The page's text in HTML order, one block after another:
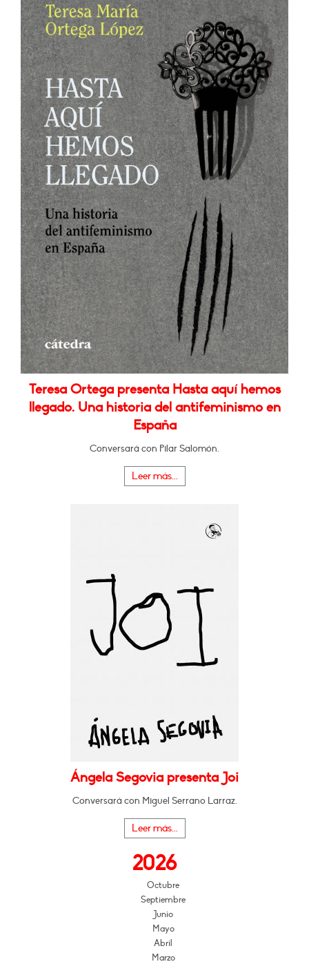
Teresa Ortega presenta Hasta aquí hemos
llegado. Una historia del antifeminismo en
España
Conversará con Pilar Salomón.
Leer más...
Ángela Segovia presenta Joi
Conversará con Miguel Serrano Larraz.
Leer más...
2026
Octubre
Septiembre
Junio
Mayo
Abril
Marzo